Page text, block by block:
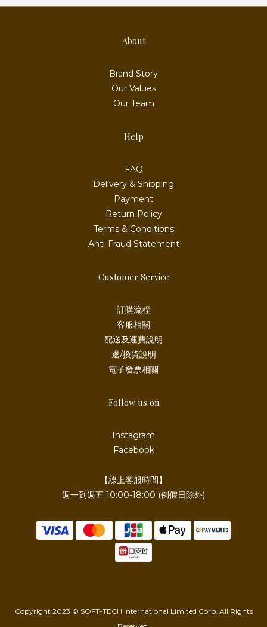
About
Brand Story
Our Values
Our Team
Help
FAQ
Delivery & Shipping
Payment
Return Policy
Terms & Conditions
Anti-Fraud Statement
Customer Service
訂購流程
客服相關
配送及運費說明
退/換貨說明
電子發票相關
Follow us on
Instagram
Facebook
【線上客服時間】
週一到週五 10:00-18:00 (例假日除外)
Copyright 2023 © SOFT-TECH International Limited Corp. All Rights